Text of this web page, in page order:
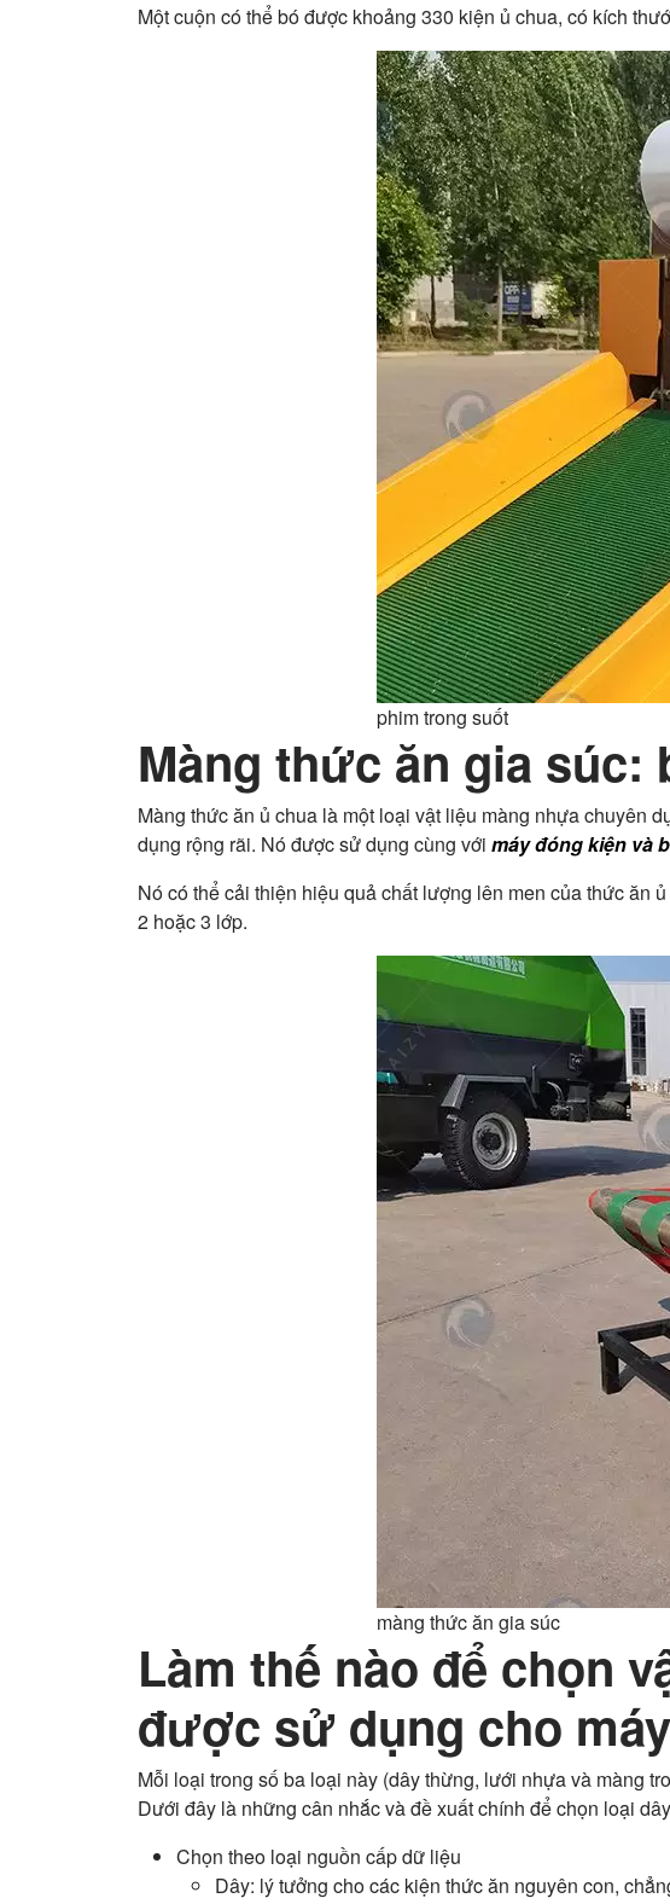
Một cuộn có thể bó được khoảng 330 kiện ủ chua, có kích
phim trong suốt
Màng thức ăn gia súc:
Màng thức ăn ủ chua là một loại vật liệu màng nhựa chuyên
dụng rộng rãi. Nó được sử dụng cùng với máy đóng kiện và
Nó có thể cải thiện hiệu quả chất lượng lên men của thức ăn
2 hoặc 3 lớp.
màng thức ăn gia súc
Làm thế nào để chọn
được sử dụng cho
Mỗi loại trong số ba loại này (dây thừng, lưới nhựa và màng
Dưới đây là những cân nhắc và đề xuất chính để chọn loại
Chọn theo loại nguồn cấp dữ liệu
Dây: lý tưởng cho các kiện thức ăn nguyên con,